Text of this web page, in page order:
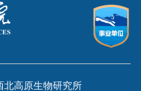
北高原生物研究所